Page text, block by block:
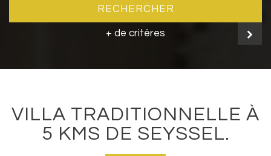
RECHERCHER
+ de critères
VILLA TRADITIONNELLE À
5 KMS DE SEYSSEL.